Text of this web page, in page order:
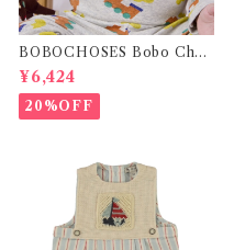
BOBOCHOSES Bobo Choo
Choo all over body / 9-12
m
¥6,424
20%OFF